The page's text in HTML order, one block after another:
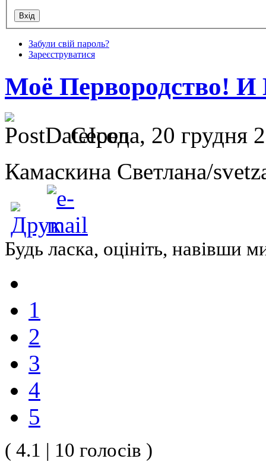
Забули свій пароль?
Зареєструватися
Моё Первородство!
Середа, 20 грудня
Камаскина Светлана/
Будь ласка, оцініть, навівши
1
2
3
4
5
( 4.1 | 10 голосів )